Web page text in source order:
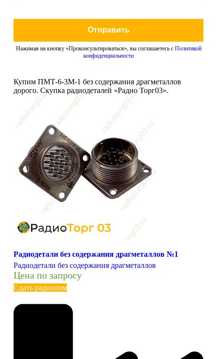
Отправить
Нажимая на кнопку «Проконсультироваться», вы соглашаетесь с Политикой
конфиденциальности
Купим ПМТ-6-3М-1 без содержания драгметаллов
дорого. Скупка радиодеталей «Радио Торг03».
Радиодетали без содержания драгметаллов №1
Радиодетали без содержания драгметаллов
Цена по запросу
Сдать радиолом